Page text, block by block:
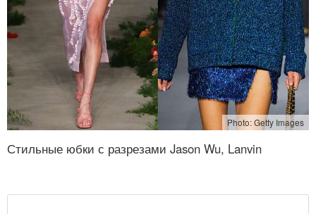
Photo: Getty Images
Стильные юбки с разрезами Jason Wu, Lanvin